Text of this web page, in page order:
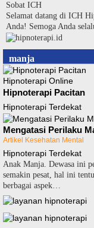
Langsung
ke
konten
Sobat ICH
Selamat datang di ICH
Anda! Semoga Anda
manja
Hipnoterapi Online
Hipnoterapi Pacitan
Hipnoterapi Terdekat
Mengatasi Perilaku
Artikel Kesehatan Mental
Hipnoterapi Terdekat
Anak Manja. Dewasa ini
semakin pesat, hal ini
berbagai aspek…